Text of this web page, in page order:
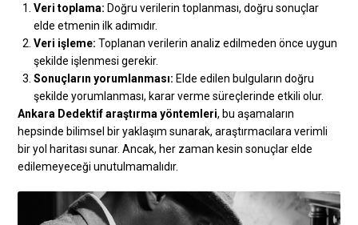
Veri toplama: Doğru verilerin toplanması, doğru sonuçlar
elde etmenin ilk adımıdır.
Veri işleme: Toplanan verilerin analiz edilmeden önce uygun
şekilde işlenmesi gerekir.
Sonuçların yorumlanması: Elde edilen bulguların doğru
şekilde yorumlanması, karar verme süreçlerinde etkili olur.
Ankara Dedektif araştırma yöntemleri, bu aşamaların
hepsinde bilimsel bir yaklaşım sunarak, araştırmacılara verimli
bir yol haritası sunar. Ancak, her zaman kesin sonuçlar elde
edilemeyeceği unutulmamalıdır.